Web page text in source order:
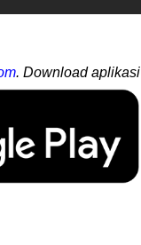
. Download aplikasi